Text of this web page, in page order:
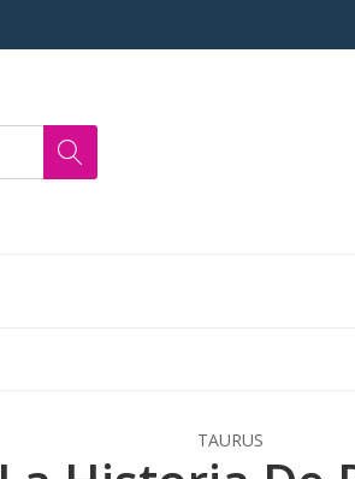
TAURUS